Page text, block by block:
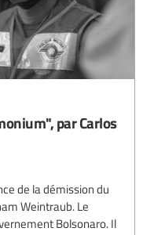
par Carlos
de la démission du
Weintraub. Le
Bolsonaro. Il